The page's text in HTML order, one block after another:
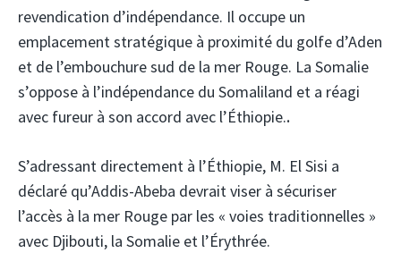
revendication d’indépendance. Il occupe un
emplacement stratégique à proximité du golfe d’Aden
et de l’embouchure sud de la mer Rouge. La Somalie
s’oppose à l’indépendance du Somaliland et a réagi
avec fureur à son accord avec l’Éthiopie..
S’adressant directement à l’Éthiopie, M. El Sisi a
déclaré qu’Addis-Abeba devrait viser à sécuriser
l’accès à la mer Rouge par les « voies traditionnelles »
avec Djibouti, la Somalie et l’Érythrée.